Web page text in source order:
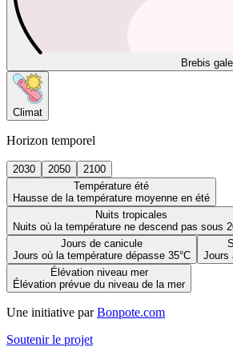
Brebis
Climat
Horizon temporel
2030 2050
2100
Température été
Hausse de la température moyenne en été
Nuits tropicales
Nuits où la température ne descend pas sous
Jours de canicule
Jours où la température dépasse 35°C
Jours
Élévation niveau mer
Élévation prévue du niveau de la mer
Une initiative par Bonpote.com
Soutenir le projet